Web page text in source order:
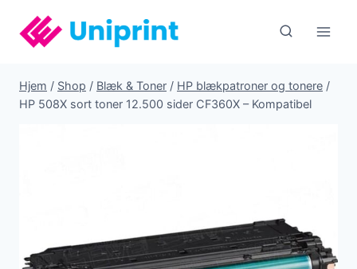
indhold
Hjem / Shop / Blæk & Toner / HP blækpatroner og tonere /
HP 508X sort toner 12.500 sider CF360X – Kompatibel